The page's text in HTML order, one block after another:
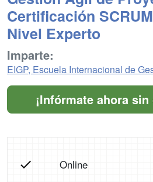
Certificación
Nivel Experto
Imparte:
EIGP, Escuela Internacional de
¡Infórmate ahora
Online